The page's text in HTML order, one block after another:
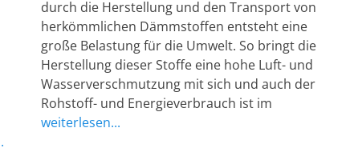
durch die Herstellung und den Transport von
herkömmlichen Dämmstoffen entsteht eine
große Belastung für die Umwelt. So bringt die
Herstellung dieser Stoffe eine hohe Luft- und
Wasserverschmutzung mit sich und auch der
Rohstoff- und Energieverbrauch ist im
weiterlesen...